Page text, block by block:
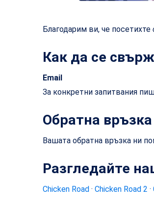
Благодарим ви, че посетихте
Как да се
Email
За конкретни запитвания
Обратна
Вашата обратна връзка ни
Разгледайте
Chicken Road · Chicken Road 2 ·